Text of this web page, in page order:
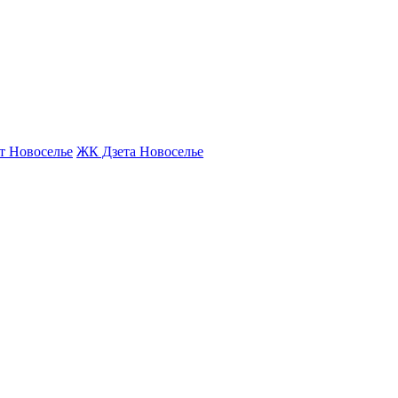
Новоселье ЖК Дзета Новоселье